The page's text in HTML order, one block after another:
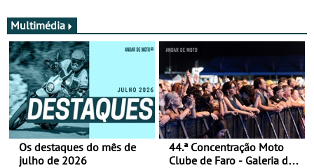
falar disso
Multimédia
Os destaques do mês de
julho de 2026
44.ª Concentração Moto
Clube de Faro - Galeria de